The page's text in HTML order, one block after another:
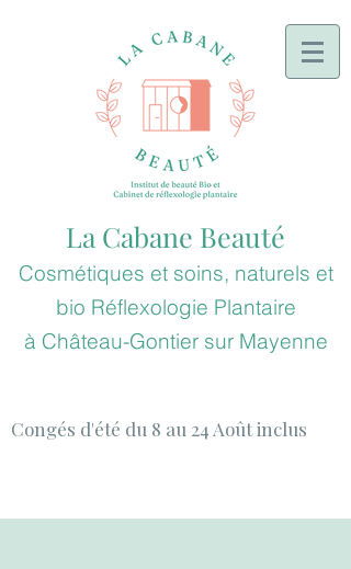
La Cabane Beauté
Cosmétiques et soins, naturels et
bio Réflexologie Plantaire
à Château-Gontier sur Mayenne
Congés d'été du 8 au 24 Août inclus